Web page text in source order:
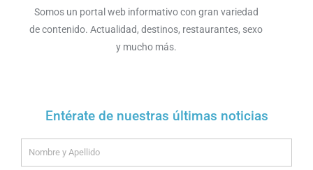
Somos un portal web informativo con gran variedad
de contenido. Actualidad, destinos, restaurantes, sexo
y mucho más.
Entérate de nuestras últimas noticias